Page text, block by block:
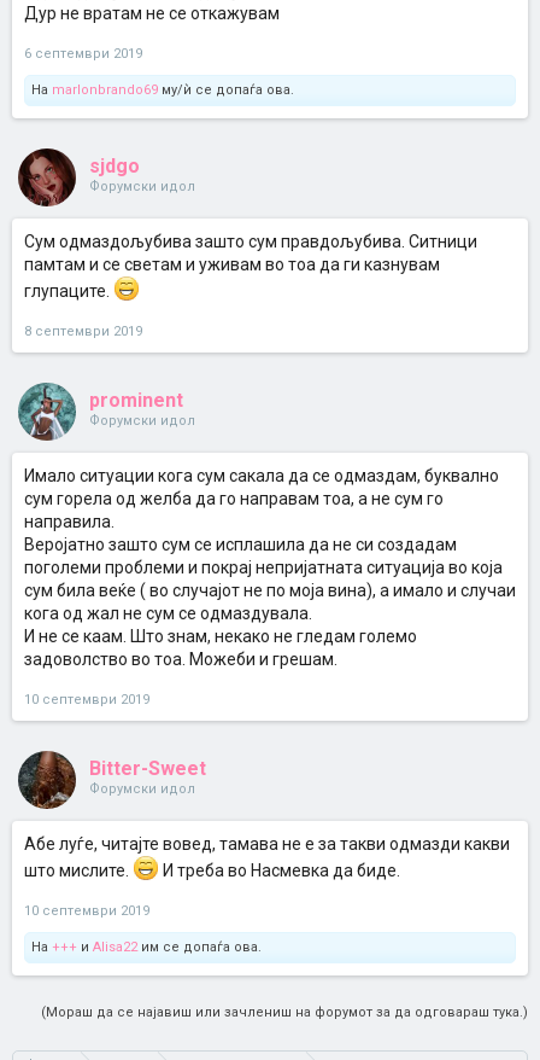
Дур не вратам не се откажувам
6 септември 2019
На marlonbrando69 му/ѝ се допаѓа ова.
sjdgo
Форумски идол
Сум одмаздољубива зашто сум правдољубива. Ситници
памтам и се светам и уживам во тоа да ги казнувам
глупаците.
8 септември 2019
prominent
Форумски идол
Имало ситуации кога сум сакала да се одмаздам, буквално
сум горела од желба да го направам тоа, а не сум го
направила.
Веројатно зашто сум се исплашила да не си создадам
поголеми проблеми и покрај непријатната ситуација во која
сум била веќе ( во случајот не по моја вина), а имало и случаи
кога од жал не сум се одмаздувала.
И не се каам. Што знам, некако не гледам големо
задоволство во тоа. Можеби и грешам.
10 септември 2019
Bitter-Sweet
Форумски идол
Абе луѓе, читајте вовед, тамава не е за такви одмазди какви
што мислите.
И треба во Насмевка да биде.
10 септември 2019
На +++ и Alisa22им се допаѓа ова.
(Мораш да се најавиш или зачлениш на форумот за да одговараш тука.)